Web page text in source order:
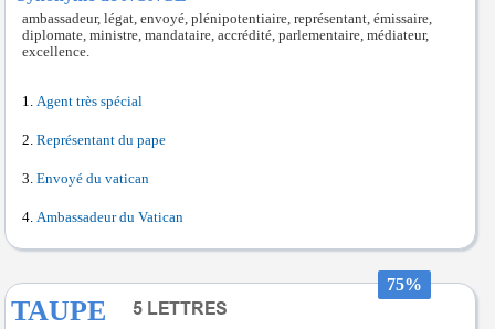
ambassadeur, légat, envoyé, plénipotentiaire, représentant, émissaire,
diplomate, ministre, mandataire, accrédité, parlementaire, médiateur,
excellence.
Agent très spécial
Représentant du pape
Envoyé du vatican
Ambassadeur du Vatican
75%
TAUPE